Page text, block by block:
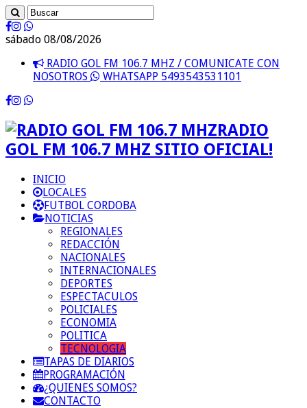
sábado 08/08/2026
RADIO GOL FM 106.7 MHZ / COMUNICATE CON
NOSOTROS
WHATSAPP 5493543531101
RADIO
GOL FM 106.7 MHZ SITIO OFICIAL!
INICIO
LOCALES
FUTBOL CORDOBA
NOTICIAS
REGIONALES
REDACCIÓN
NACIONALES
INTERNACIONALES
DEPORTES
ESPECTACULOS
POLICIALES
ECONOMIA
POLITICA
TECNOLOGIA
TAPAS DE DIARIOS
PROGRAMACIÓN
¿QUIENES SOMOS?
CONTACTO